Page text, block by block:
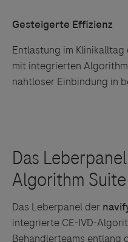
Gesteigerte Effizienz
Entlastung im
mit integrierten
nahtloser Einbindung in
Das Leberpanel der
integrierte CE-IVD-
Behandlerteams entlang